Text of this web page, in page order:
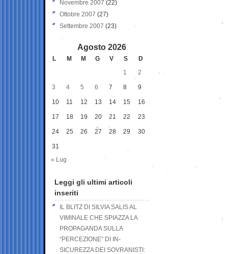
Novembre 2007 (22)
Ottobre 2007 (27)
Settembre 2007 (23)
Agosto 2026
L M M G V S
D
1
2
3 4 5 6 7 8 9
10 11 12 13 14 15 16
17 18 19 20 21 22 23
24 25 26 27 28 29 30
31
« Lug
Leggi gli ultimi articoli
inseriti
IL BLITZ DI SILVIA SALIS AL
VIMINALE CHE SPIAZZA LA
PROPAGANDA SULLA
“PERCEZIONE” DI IN-
SICUREZZA DEI SOVRANISTI: